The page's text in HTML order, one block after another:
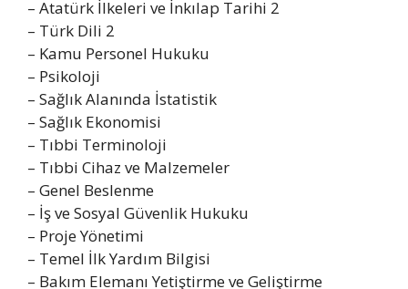
– Atatürk İlkeleri ve İnkılap Tarihi 2
– Türk Dili 2
– Kamu Personel Hukuku
– Psikoloji
– Sağlık Alanında İstatistik
– Sağlık Ekonomisi
– Tıbbi Terminoloji
– Tıbbi Cihaz ve Malzemeler
– Genel Beslenme
– İş ve Sosyal Güvenlik Hukuku
– Proje Yönetimi
– Temel İlk Yardım Bilgisi
– Bakım Elemanı Yetiştirme ve Geliştirme